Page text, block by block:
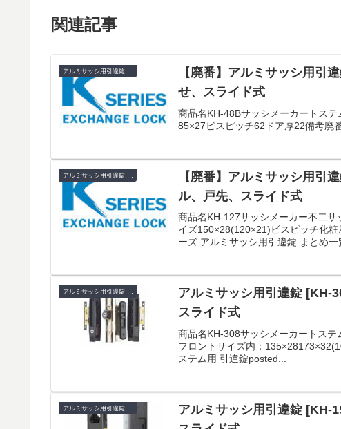
関連記事
アルミサッシ用引違錠 KH
【廃番】アルミサッシ用引
せ、スライド式
商品名KH-48Bサッシメーカートス
85×27ビスピッチ62ドア厚22備考廃
【廃番】アルミサッシ用引
ル、戸先、スライド式
商品名KH-127サッシメーカー不二
イズ150×28(120×21)ビスピッチ化
ーズ アルミサッシ用引違錠 まとめ一
アルミサッシ用引違錠 KH
アルミサッシ用引違錠 [KH-
スライド式
商品名KH-308サッシメーカートス
フロントサイズ内：
ステム用 引違錠posted...
アルミサッシ用引違錠 [KH-